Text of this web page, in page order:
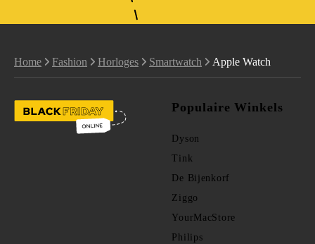
Home Fashion Horloges Smartwatch Apple Watch
Populaire Winkels
Dyson
Tink
De Bijenkorf
Ziggo
YourMacStore
Philips